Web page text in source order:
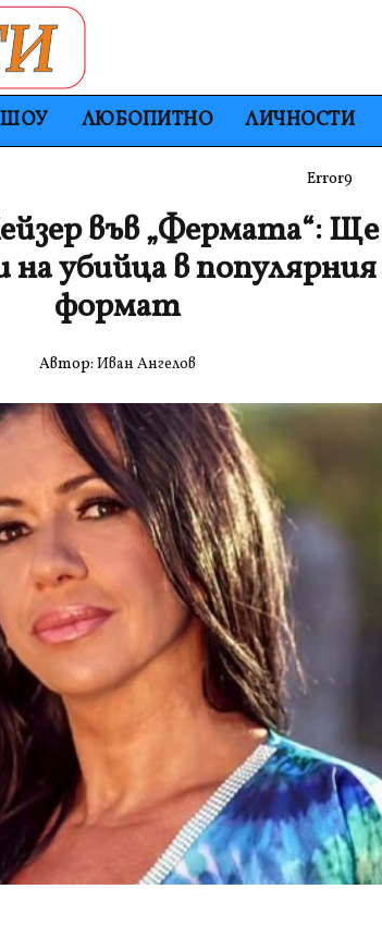
ШОУ ЛЮБОПИТНО ЛИЧНОСТИ
Error9
във „Фермата“: Ще
убийца в
формат
Автор: Иван Ангелов